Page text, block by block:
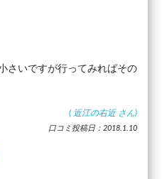
さいですが行ってみればその
( 近江の右近 さん)
口コミ投稿日：2018.1.10